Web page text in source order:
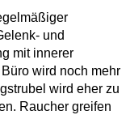
und
mit innerer
wird noch mehr
wird eher zu
Raucher greifen